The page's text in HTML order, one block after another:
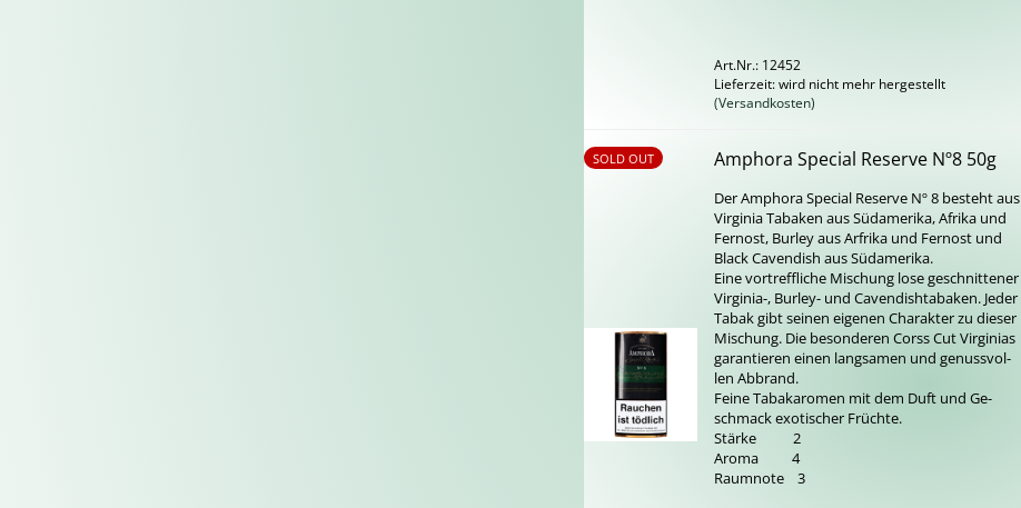
Art.Nr.: 12452
Lieferzeit: wird nicht mehr hergestellt
(Versandkosten)
SOLD OUT Am­pho­ra Spe­cial Re­ser­ve Nº8 50g
Der Am­pho­ra Spe­cial Re­ser­ve Nº 8 be­steht aus
Vir­gi­nia Ta­ba­ken aus Süd­ame­ri­ka, Afri­ka und
Fern­ost, Bur­ley aus Ar­fri­ka und Fern­ost und
Black Ca­ven­dish aus Süd­ame­ri­ka.
Eine vor­treff­li­che Mi­schung lose ge­schnit­te­ner
Virginia-​, Burley-​ und Ca­ven­dish­t­a­ba­ken. Jeder
Tabak gibt sei­nen ei­ge­nen Cha­rak­ter zu die­ser
Mi­schung. Die be­son­de­ren Corss Cut Vir­gi­ni­as
ga­ran­tie­ren einen lang­sa­men und ge­nuss­vol­
len Ab­brand.
Feine Ta­ba­k­a­ro­men mit dem Duft und Ge­
schmack exo­ti­scher Früch­te.
Stär­ke 2
Aroma 4
Raum­no­te 3